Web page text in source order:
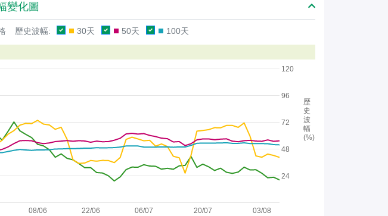
變化圖
歷史波幅: 30天 50天 100天
08/06 22/06 06/07 20/07 03/08
24
48
72
96
120
歷
史
波
幅
(%)